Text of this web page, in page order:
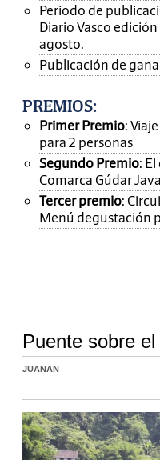
Periodo de
Diario Vasco
agosto.
Publicación de
PREMIOS:
Primer Premio:
para 2 personas
Segundo Premio:
Comarca Gúdar
Tercer premio:
Menú degustación
Puente sobre
JUANAN